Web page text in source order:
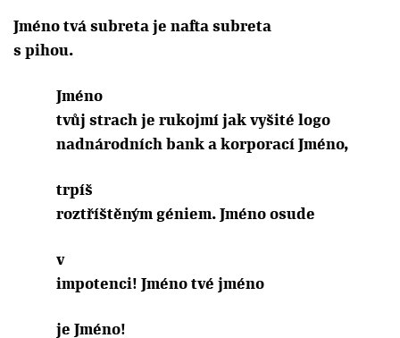
Jméno tvá subreta je nafta subreta
s pihou.
Jméno
tvůj strach je rukojmí jak vyšité logo
nadnárodních bank a korporací Jméno,
trpíš
roztříštěným géniem. Jméno osude
v
impotenci! Jméno tvé jméno
je Jméno!